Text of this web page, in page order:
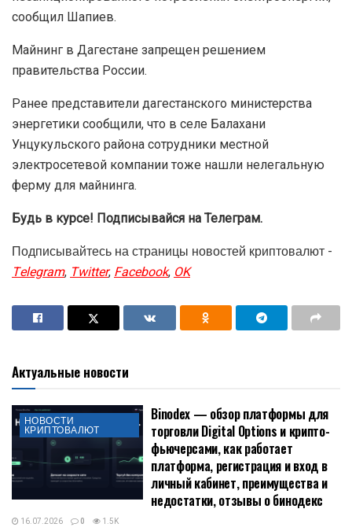
сообщил Шапиев.
Майнинг в Дагестане запрещен решением
правительства России.
Ранее представители дагестанского министерства
энергетики сообщили, что в селе Балахани
Унцукульского района сотрудники местной
электросетевой компании тоже нашли нелегальную
ферму для майнинга.
Будь в курсе! Подписывайся на Телеграм.
Подписывайтесь на страницы новостей криптовалют -
Telegram, Twitter, Facebook, OK
Актуальные новости
НОВОСТИ
КРИПТОВАЛЮТ
Binodex — обзор платформы для
торговли Digital Options и крипто-
фьючерсами, как работает
платформа, регистрация и вход в
личный кабинет, преимущества и
недостатки, отзывы о бинодекс
16.07.2026 0 1.5K